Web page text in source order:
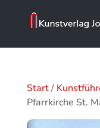
Start/
Pfarrkirche St.